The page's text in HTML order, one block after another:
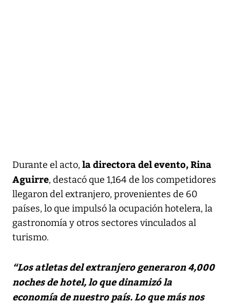
Durante el acto, la directora del evento, Rina
Aguirre, destacó que 1,164 de los competidores
llegaron del extranjero, provenientes de 60
países, lo que impulsó la ocupación hotelera, la
gastronomía y otros sectores vinculados al
turismo.
“Los atletas del extranjero generaron 4,000
noches de hotel, lo que dinamizó la
economía de nuestro país. Lo que más nos